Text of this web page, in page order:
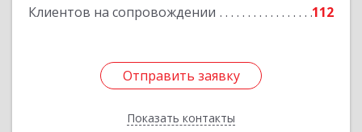
Клиентов на сопровождении 112
Отправить заявку
Показать контакты
Отправить заявку
Назад